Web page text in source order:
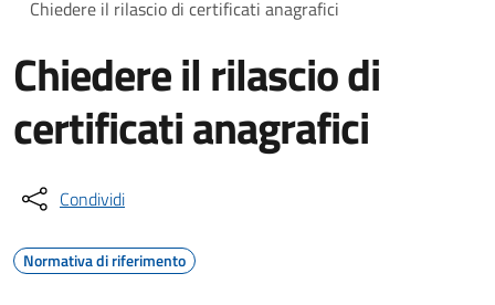
Chiedere il rilascio di certificati anagrafici
Chiedere il rilascio di
certificati anagrafici
Condividi
Normativa di riferimento